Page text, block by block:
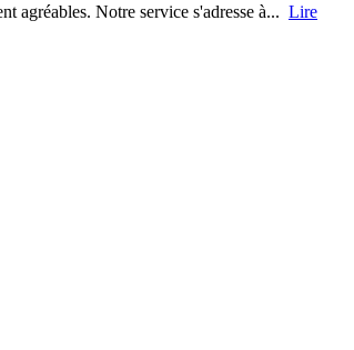
agréables. Notre service s'adresse à... Lire